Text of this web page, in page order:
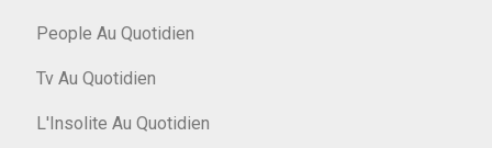
People Au Quotidien
Tv Au Quotidien
L'Insolite Au Quotidien